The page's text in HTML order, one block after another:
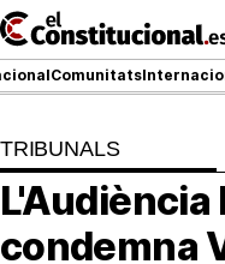
Ir
al
contenido
Comunitats
NACIONAL
COMUNITATS
TRIBUNALS
L'Audiència
condemna